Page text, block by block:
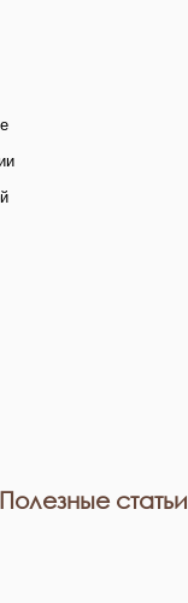
Полезные статьи